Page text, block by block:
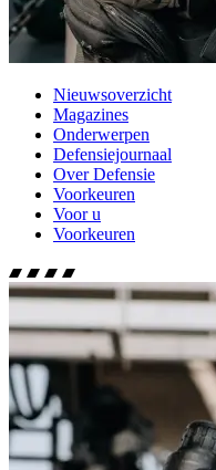
Nieuwsoverzicht
Magazines
Onderwerpen
Defensiejournaal
Over Defensie
Voorkeuren
Voor u
Voorkeuren